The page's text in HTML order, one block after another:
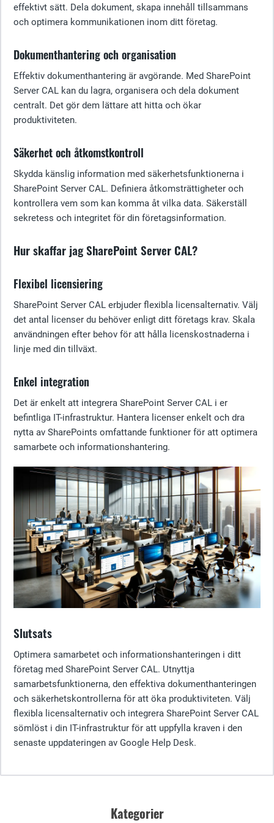
effektivt sätt. Dela dokument, skapa innehåll tillsammans
och optimera kommunikationen inom ditt företag.
Dokumenthantering och organisation
Effektiv dokumenthantering är avgörande. Med SharePoint
Server CAL kan du lagra, organisera och dela dokument
centralt. Det gör dem lättare att hitta och ökar
produktiviteten.
Säkerhet och åtkomstkontroll
Skydda känslig information med säkerhetsfunktionerna i
SharePoint Server CAL. Definiera åtkomsträttigheter och
kontrollera vem som kan komma åt vilka data. Säkerställ
sekretess och integritet för din företagsinformation.
Hur skaffar jag SharePoint Server CAL?
Flexibel licensiering
SharePoint Server CAL erbjuder flexibla licensalternativ. Välj
det antal licenser du behöver enligt ditt företags krav. Skala
användningen efter behov för att hålla licenskostnaderna i
linje med din tillväxt.
Enkel integration
Det är enkelt att integrera SharePoint Server CAL i er
befintliga IT-infrastruktur. Hantera licenser enkelt och dra
nytta av SharePoints omfattande funktioner för att optimera
samarbete och informationshantering.
Slutsats
Optimera samarbetet och informationshanteringen i ditt
företag med SharePoint Server CAL. Utnyttja
samarbetsfunktionerna, den effektiva dokumenthanteringen
och säkerhetskontrollerna för att öka produktiviteten. Välj
flexibla licensalternativ och integrera SharePoint Server CAL
sömlöst i din IT-infrastruktur för att uppfylla kraven i den
senaste uppdateringen av Google Help Desk.
Kategorier